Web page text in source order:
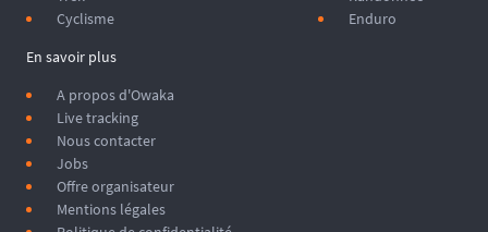
Cyclisme
Enduro
En savoir plus
A propos d'Owaka
Live tracking
Nous contacter
Jobs
Offre organisateur
Mentions légales